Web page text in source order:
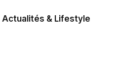
Actualités & Lifestyle